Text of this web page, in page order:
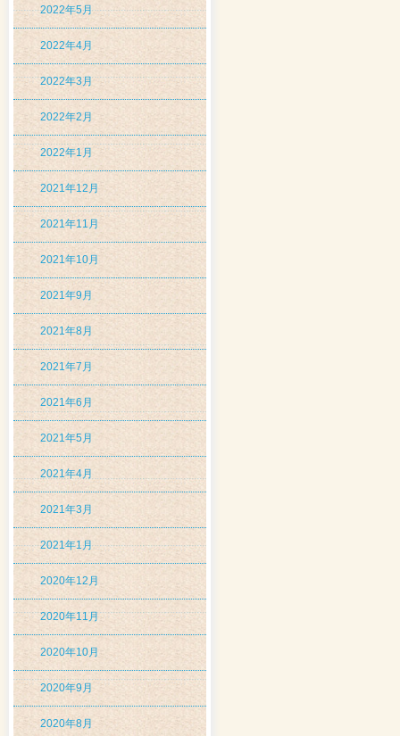
2022年5月
2022年4月
2022年3月
2022年2月
2022年1月
2021年12月
2021年11月
2021年10月
2021年9月
2021年8月
2021年7月
2021年6月
2021年5月
2021年4月
2021年3月
2021年1月
2020年12月
2020年11月
2020年10月
2020年9月
2020年8月